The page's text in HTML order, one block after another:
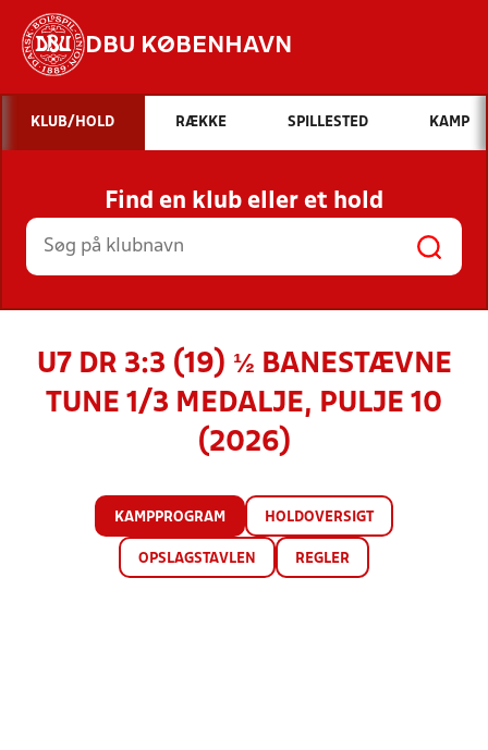
DBU KØBENHAVN
Hvad vil du søge efter?
INDHOLD OG NYHEDER
STILLINGER, RESULTATER, KLUBBER OG
HOLD
KLUB/HOLD RÆKKE SPILLESTED KAMP
Find en klub eller et hold
U7 DR 3:3 (19) ½ BANESTÆVNE
TUNE 1/3 MEDALJE, PULJE 10
(2026)
KAMPPROGRAM HOLDOVERSIGT
OPSLAGSTAVLEN REGLER